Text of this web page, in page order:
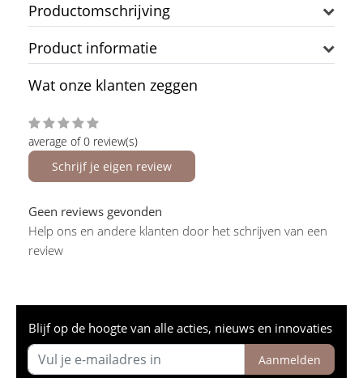
Productomschrijving
Product informatie
Wat onze klanten zeggen
average of 0 review(s)
Schrijf je eigen review
Geen reviews gevonden
Help ons en andere klanten door het schrijven van een
review
Blijf op de hoogte van alle acties, nieuws en innovaties
Aanmelden